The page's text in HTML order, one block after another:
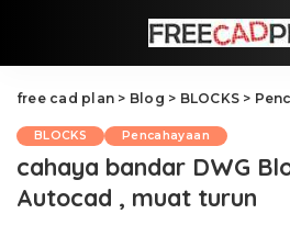
free cad plan > Blog > BLOCKS >
BLOCKS Pencahayaan
cahaya bandar DWG
Autocad , muat turun